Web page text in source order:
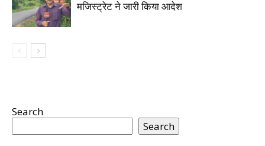
मजिस्ट्रेट ने जारी किया आदेश
Search
Search